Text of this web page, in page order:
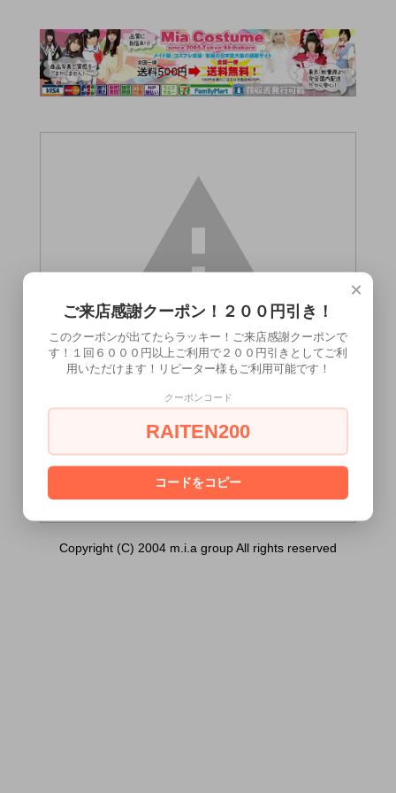
く） 縄炎（大）（ちしぶき））は18歳未
[ はい ] [ いいえ ]
Copyright (C) 2004 m.i.a group All rights reserved
×
ご来店感謝クーポン！２００円引き！
このクーポンが出てたらラッキー！ご来店感謝クーポンで
す！１回６０００円以上ご利用で２００円引きとしてご利
用いただけます！リピーター様もご利用可能です！
クーポンコード
RAITEN200
コードをコピー